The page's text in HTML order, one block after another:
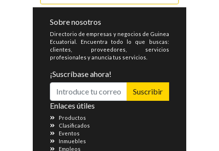
Sobre nosotros
Directorio de empresas y negocios de Guinea
Ecuatorial. Encuentra todo lo que buscas:
clientes, proveedores, servicios
profesionales y anuncia tus servicios.
¡Suscríbase ahora!
Suscribir
Enlaces útiles
Productos
Clasificados
Eventos
Inmuebles
Empleos